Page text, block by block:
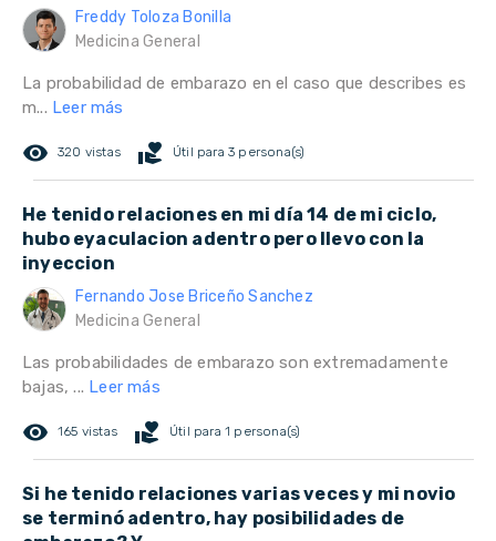
Freddy Toloza Bonilla
Medicina General
La probabilidad de embarazo en el caso que describes es
m... Leer más
remove_red_eye 320 vistas volunteer_activism Útil para 3 persona(s)
He tenido relaciones en mi día 14 de mi ciclo,
hubo eyaculacion adentro pero llevo con la
inyeccion
Fernando Jose Briceño Sanchez
Medicina General
Las probabilidades de embarazo son extremadamente
bajas, ... Leer más
remove_red_eye 165 vistas volunteer_activism Útil para 1 persona(s)
Si he tenido relaciones varias veces y mi novio
se terminó adentro, hay posibilidades de